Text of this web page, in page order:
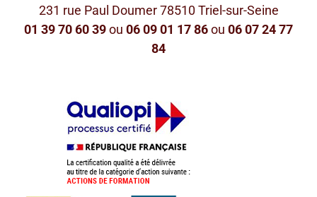
231 rue Paul Doumer 78510 Triel-sur-Seine
01 39 70 60 39ou 06 09 01 17 86ou 06 07 24 77
84